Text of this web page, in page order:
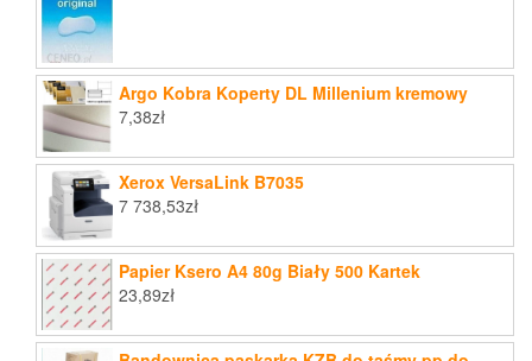
Argo Kobra Koperty DL Millenium kremowy
7,38zł
Xerox VersaLink B7035
7 738,53zł
Papier Ksero A4 80g Biały 500 Kartek
23,89zł